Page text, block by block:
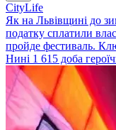
CityLife
Як на Львівщині до
податку сплатили
пройде фестиваль.
Нині 1 615 доба